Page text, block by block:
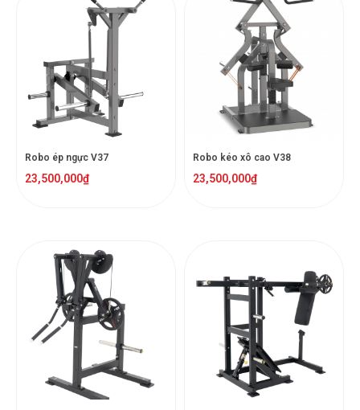
Robo ép ngực V37
23,500,000₫
Robo kéo xô cao V38
23,500,000₫